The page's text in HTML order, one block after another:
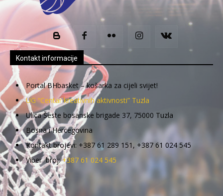
Kontakt informacije
Portal BHbasket – košarka za cijeli svijet!
UG “Centar kreativnih aktivnosti” Tuzla
Ulica Šeste bosanske brigade 37, 75000 Tuzla
Bosna i Hercegovina
Kontakt brojevi: +387 61 289 151, +387 61 024 545
Viber broj:+387 61 024 545